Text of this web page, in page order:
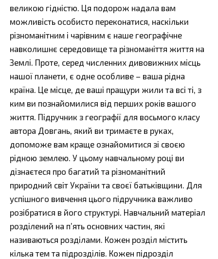
великою гідністю. Ця подорож надала вам
можливість особисто переконатися, наскільки
різноманітним і чарівним є наше географічне
навколишнє середовище та різноманіття життя на
Землі. Проте, серед численних дивовижних місць
нашої планети, є одне особливе – ваша рідна
країна. Це місце, де ваші пращури жили та всі ті, з
ким ви познайомилися від перших років вашого
життя. Підручник з географії для восьмого класу
автора Довгань, який ви тримаєте в руках,
допоможе вам краще ознайомитися зі своєю
рідною землею. У цьому навчальному році ви
дізнаєтеся про багатий та різноманітний
природний світ України та своєї батьківщини. Для
успішного вивчення цього підручника важливо
розібратися в його структурі. Навчальний матеріал
розділений на п’ять основних частин, які
називаються розділами. Кожен розділ містить
кілька тем та підрозділів. Кожен підрозділ